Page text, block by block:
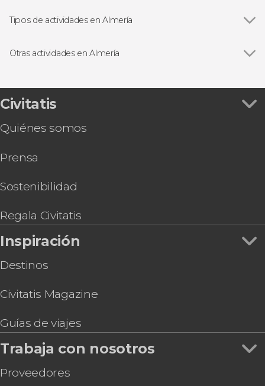
Tipos de actividades en Almería
Free Tour
Otras actividades en Almería
Gata en 4x4
Excursión al Parque Natural Cabo de Gata
Excursión al MiniHollywood Oasys
Civitatis
Quiénes somos
Prensa
Sostenibilidad
Regala Civitatis
Inspiración
Destinos
Civitatis Magazine
Guías de viajes
Trabaja con nosotros
Proveedores